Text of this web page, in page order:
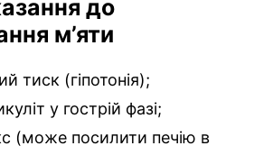
до
м’яти
тиск (гіпотонія);
у гострій фазі;
(може посилити печію в